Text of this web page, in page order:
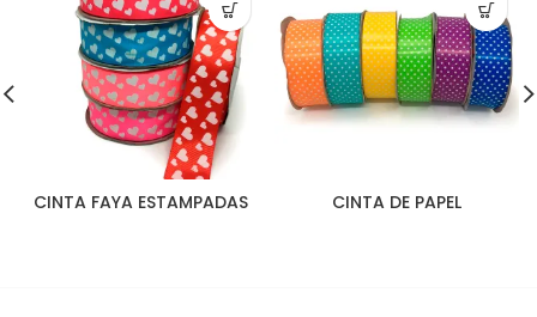
CINTA FAYA ESTAMPADAS CINTA DE PAPEL